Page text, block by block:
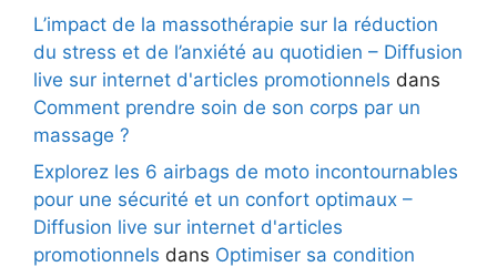
L’impact de la massothérapie sur la réduction
du stress et de l’anxiété au quotidien – Diffusion
live sur internet d'articles promotionnels dans
Comment prendre soin de son corps par un
massage ?
Explorez les 6 airbags de moto incontournables
pour une sécurité et un confort optimaux –
Diffusion live sur internet d'articles
promotionnels dans Optimiser sa condition